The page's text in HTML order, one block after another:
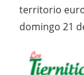
territorio
domingo 21